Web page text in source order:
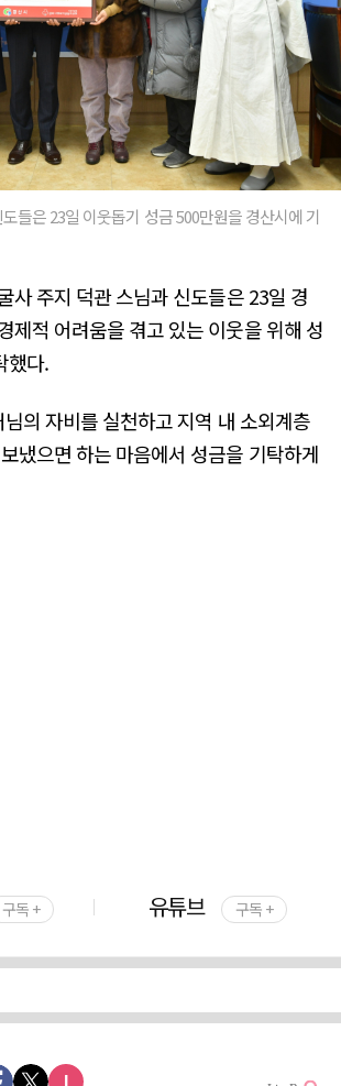
들은 23일 이웃돕기 성금 500만원을 경산시에 기
사 주지 덕관 스님과 신도들은 23일 경
제적 어려움을 겪고 있는 이웃을 위해 성
했다.
의 자비를 실천하고 지역 내 소외계층
냈으면 하는 마음에서 성금을 기탁하게
구독 + 유튜브 구독 +